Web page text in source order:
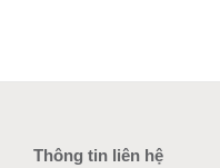
Thông tin liên hệ